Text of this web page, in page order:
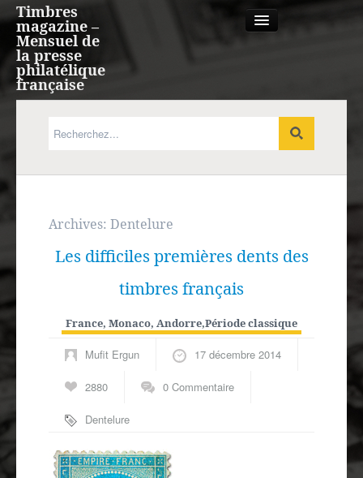
Timbres
magazine –
Mensuel de
la presse
philatélique
française
Expression française
Europe
Agenda
Autres spécialités
Archives: Dentelure
Les difficiles premières dents des
timbres français
France, Monaco, Andorre,Période classique
Mufit Ergun 17 décembre 2014
2880 0 Commentaire
Dentelure